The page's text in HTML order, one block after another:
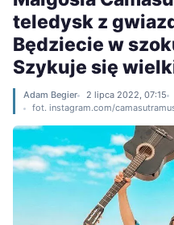
teledysk z
Będziecie w
Szykuje się
Adam Begier 2 lipca 2022, 07:15
fot. instagram.com/